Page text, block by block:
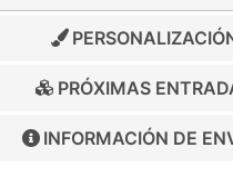
PRÓXIMAS
INFORMACIÓN DE